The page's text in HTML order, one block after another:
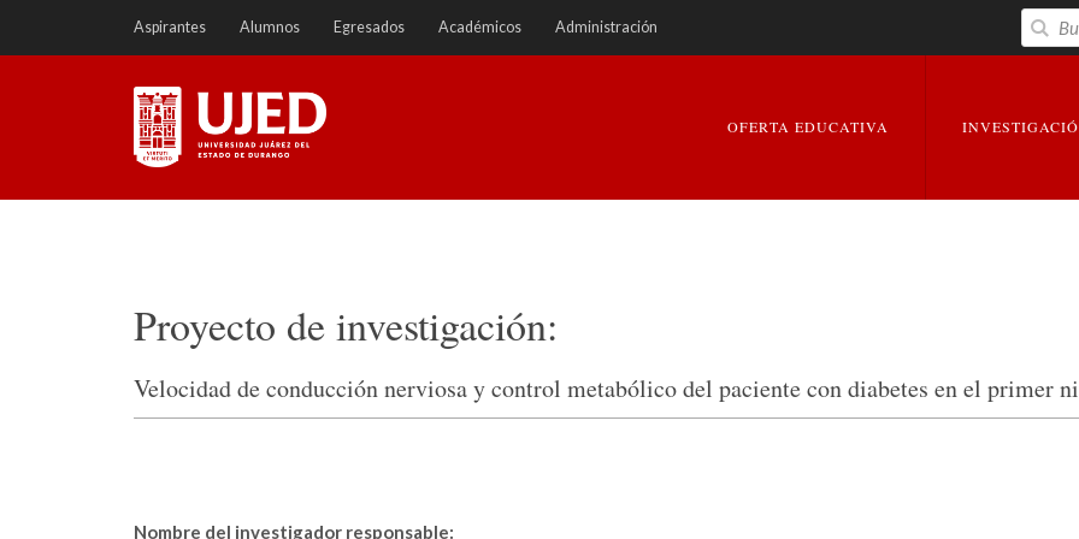
a
Buscar
Aspirantes Alumnos Egresados Académicos Administración
EXPANDIR
OFERTA EDUCATIVA EXPANDIR
Proyecto de investigación:
Velocidad de conducción nerviosa y control metabólico del paciente con diabetes en el primer
Nombre del investigador responsable: